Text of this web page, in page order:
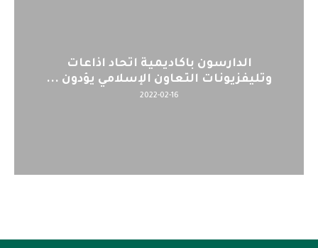
اتحاد اذاعات
يؤدون ...
اليوم : المشاركة
لمنظمي قمة